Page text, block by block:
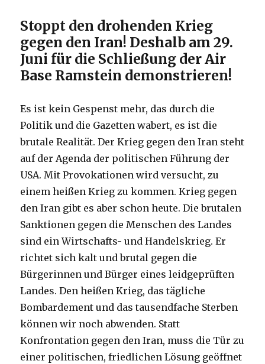
Stoppt den drohenden Krieg
gegen den Iran! Deshalb am 29.
Juni für die Schließung der Air
Base Ramstein demonstrieren!
Es ist kein Gespenst mehr, das durch die
Politik und die Gazetten wabert, es ist die
brutale Realität. Der Krieg gegen den Iran steht
auf der Agenda der politischen Führung der
USA. Mit Provokationen wird versucht, zu
einem heißen Krieg zu kommen. Krieg gegen
den Iran gibt es aber schon heute. Die brutalen
Sanktionen gegen die Menschen des Landes
sind ein Wirtschafts- und Handelskrieg. Er
richtet sich kalt und brutal gegen die
Bürgerinnen und Bürger eines leidgeprüften
Landes. Den heißen Krieg, das tägliche
Bombardement und das tausendfache Sterben
können wir noch abwenden. Statt
Konfrontation gegen den Iran, muss die Tür zu
einer politischen, friedlichen Lösung geöffnet